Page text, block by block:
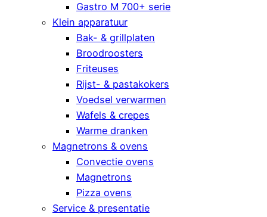
Gastro M 700+ serie
Klein apparatuur
Bak- & grillplaten
Broodroosters
Friteuses
Rijst- & pastakokers
Voedsel verwarmen
Wafels & crepes
Warme dranken
Magnetrons & ovens
Convectie ovens
Magnetrons
Pizza ovens
Service & presentatie